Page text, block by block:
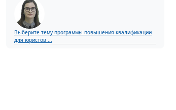
Выберите тему программы повышения квалификации
для юристов ...